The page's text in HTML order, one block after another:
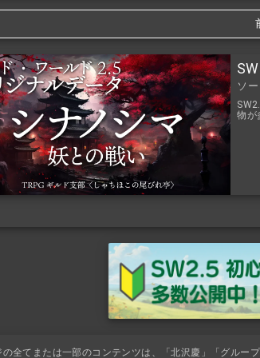
ソ
物が
の全てまたは一部のコンテンツは、「北沢慶」「グルー